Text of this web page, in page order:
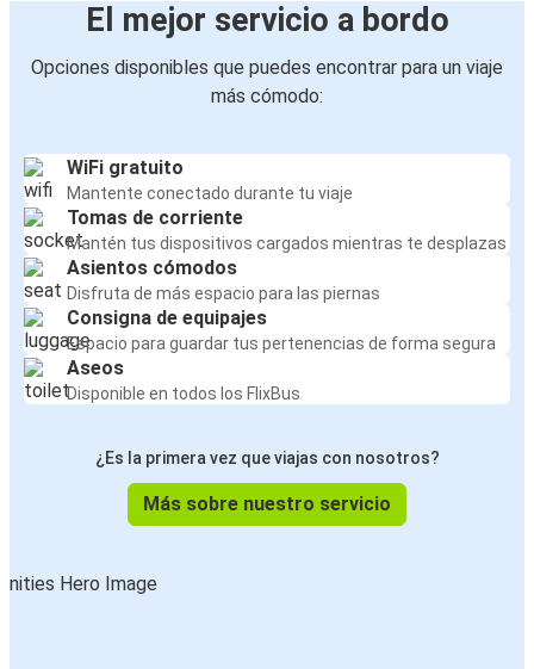
El mejor servicio a bordo
Opciones disponibles que puedes encontrar para un viaje
más cómodo:
WiFi gratuito
Mantente conectado durante tu viaje
Tomas de corriente
Mantén tus dispositivos cargados mientras te desplazas
Asientos cómodos
Disfruta de más espacio para las piernas
Consigna de equipajes
Espacio para guardar tus pertenencias de forma segura
Aseos
Disponible en todos los FlixBus
¿Es la primera vez que viajas con nosotros?
Más sobre nuestro servicio